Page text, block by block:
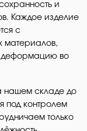
и
Каждое изделие
с
материалов,
деформацию во
нашем складе до
под контролем
только